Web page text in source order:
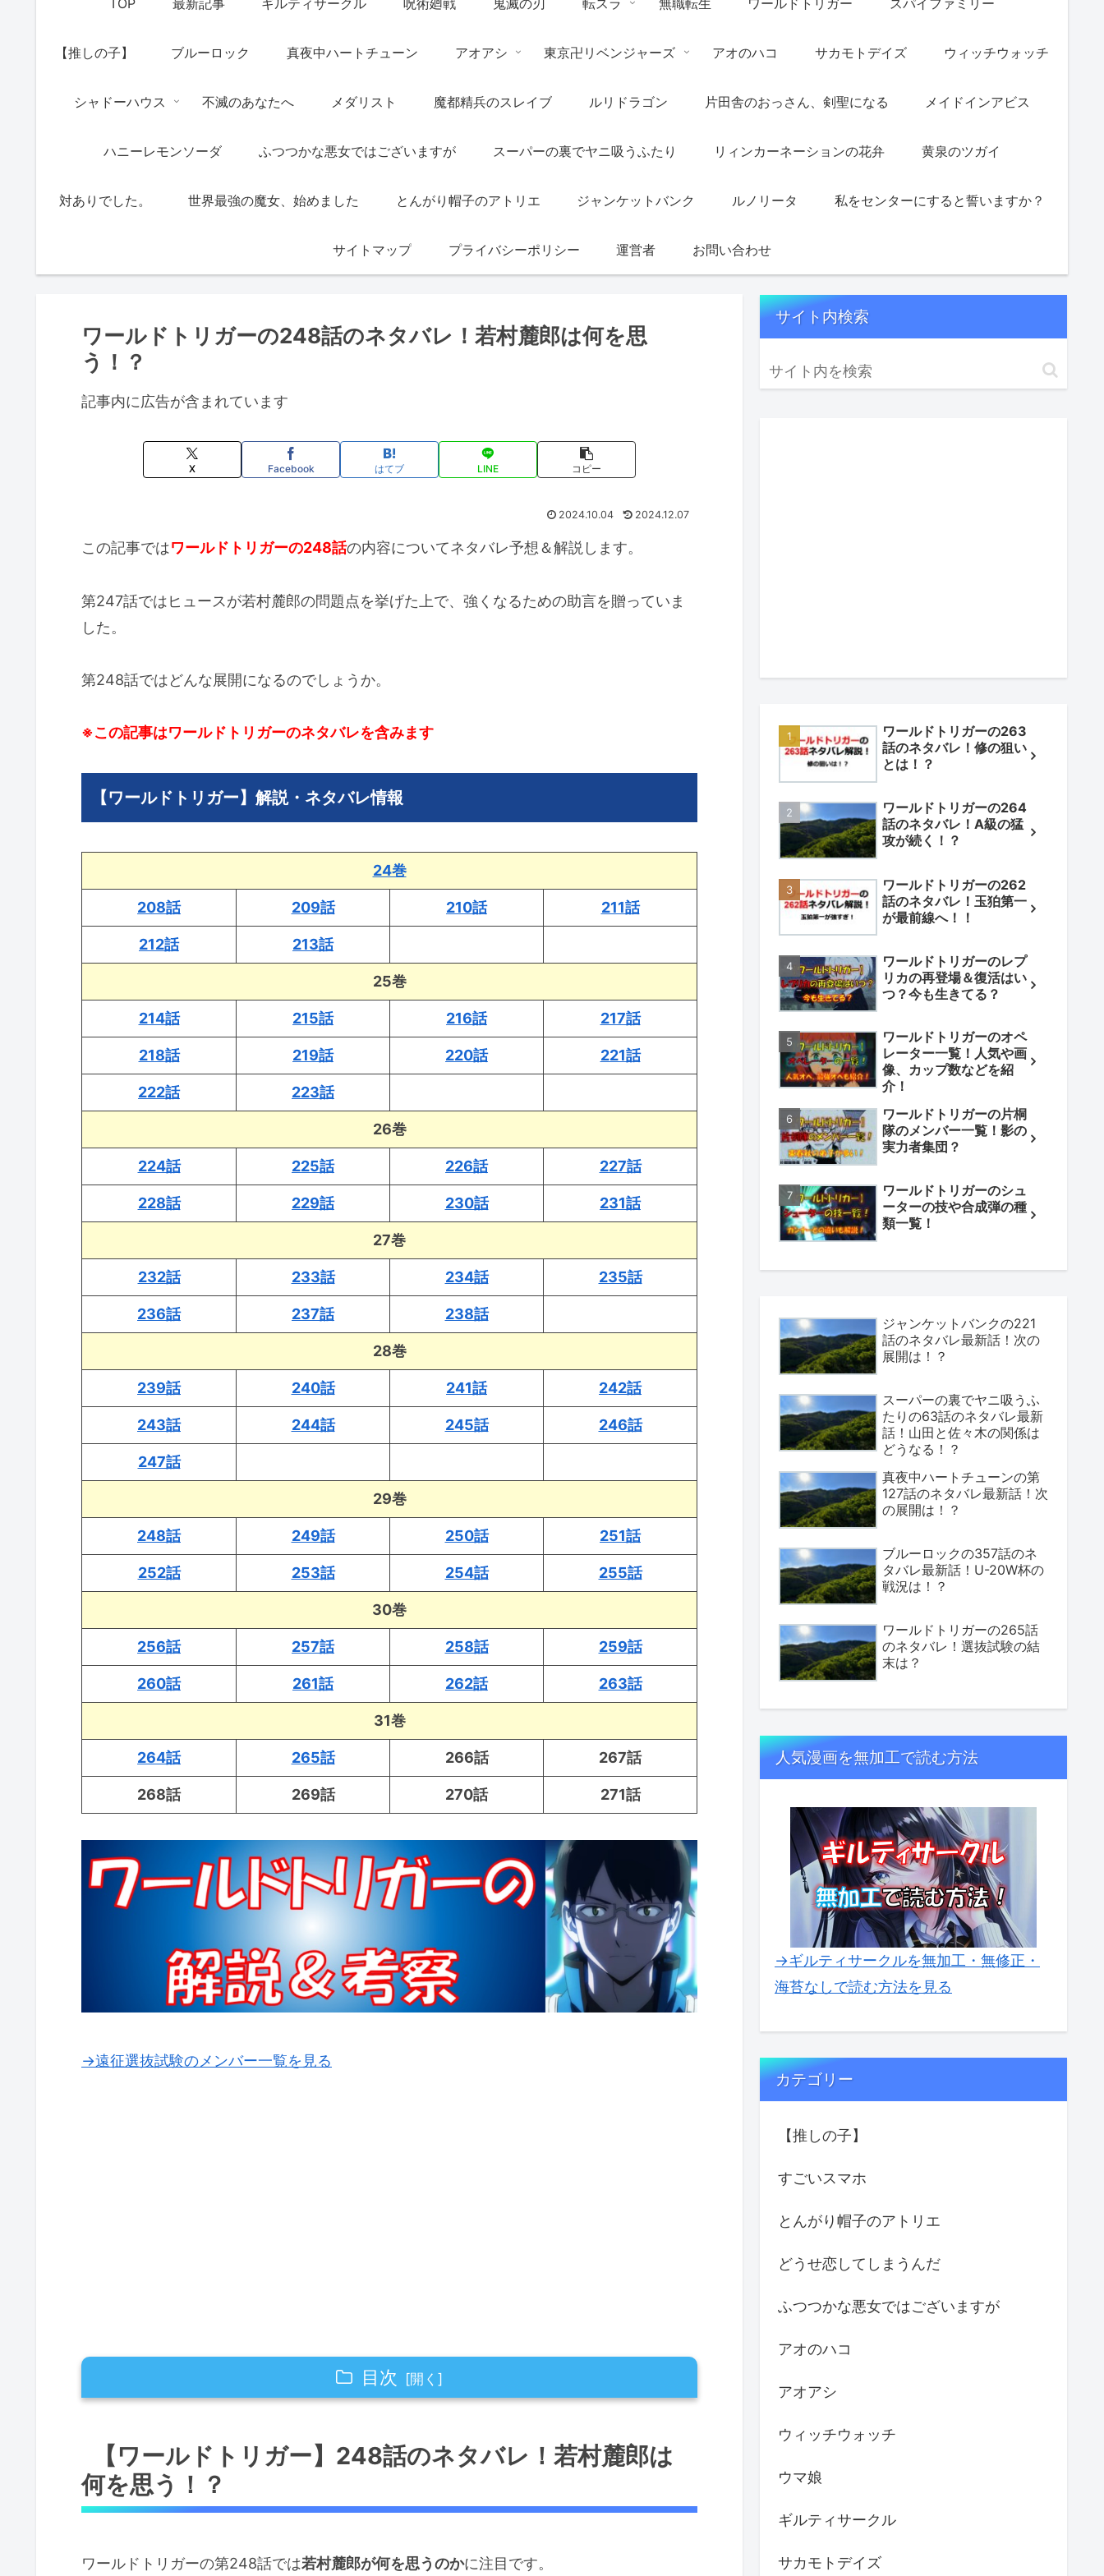
【推しの子】 ブルーロック 真夜中ハートチューン アオアシ 東京卍リベンジャーズ アオのハコ サカモトデイズ ウィッチウォッチ
シャドーハウス 不滅のあなたへ メダリスト 魔都精兵のスレイブ ルリドラゴン 片田舎のおっさん、剣聖になる メイドインアビス
ハニーレモンソーダ ふつつかな悪女ではございますが スーパーの裏でヤニ吸うふたり リィンカーネーションの花弁 黄泉のツガイ
対ありでした。 世界最強の魔女、始めました とんがり帽子のアトリエ ジャンケットバンク ルノリータ 私をセンターにすると誓いますか？
サイトマップ プライバシーポリシー 運営者 お問い合わせ
ワールドトリガーの248話のネタバレ！若村麓郎は何を思
う！？
記事内に広告が含まれています
X Facebook はてブ LINE コピー
2024.10.04 2024.12.07
この記事ではワールドトリガーの248話の内容についてネタバレ予想＆解説します。
第247話ではヒュースが若村麓郎の問題点を挙げた上で、強くなるための助言を贈っていま
した。
第248話ではどんな展開になるのでしょうか。
※この記事はワールドトリガーのネタバレを含みます
【ワールドトリガー】解説・ネタバレ情報
24巻
208話 209話 210話 211話
212話 213話
25巻
214話 215話 216話 217話
218話 219話 220話 221話
222話 223話
26巻
224話 225話 226話 227話
228話 229話 230話 231話
27巻
232話 233話 234話 235話
236話 237話 238話
28巻
239話 240話 241話 242話
243話 244話 245話 246話
247話
29巻
248話 249話 250話 251話
252話 253話 254話 255話
30巻
256話 257話 258話 259話
260話 261話 262話 263話
31巻
264話 265話 266話 267話
268話 269話 270話 271話
→遠征選抜試験のメンバー一覧を見る
目次
【ワールドトリガー】248話のネタバレ！若村麓郎が臨時隊長に選ばれた理由と
は！？
【ワールドトリガー】248話のネタバレ！若村麓郎への評価は？
【ワールドトリガー】248話のネタバレ！若村麓郎は
何を思う！？
ワールドトリガーの第248話では若村麓郎が何を思うのかに注目です。
サイト内検索
ワールドトリガーの263
話のネタバレ！修の狙い
とは！？
ワールドトリガーの264
話のネタバレ！A級の猛
攻が続く！？
ワールドトリガーの262
話のネタバレ！玉狛第一
が最前線へ！！
ワールドトリガーのレプ
リカの再登場＆復活はい
つ？今も生きてる？
ワールドトリガーのオペ
レーター一覧！人気や画
像、カップ数などを紹
介！
ワールドトリガーの片桐
隊のメンバー一覧！影の
実力者集団？
ワールドトリガーのシュ
ーターの技や合成弾の種
類一覧！
ジャンケットバンクの221
話のネタバレ最新話！次の
展開は！？
スーパーの裏でヤニ吸うふ
たりの63話のネタバレ最新
話！山田と佐々木の関係は
どうなる！？
真夜中ハートチューンの第
127話のネタバレ最新話！次
の展開は！？
ブルーロックの357話のネ
タバレ最新話！U-20W杯の
戦況は！？
ワールドトリガーの265話
のネタバレ！選抜試験の結
末は？
人気漫画を無加工で読む方法
→ギルティサークルを無加工・無修正・
海苔なしで読む方法を見る
カテゴリー
【推しの子】
すごいスマホ
とんがり帽子のアトリエ
どうせ恋してしまうんだ
ふつつかな悪女ではございますが
アオのハコ
アオアシ
ウィッチウォッチ
ウマ娘
ギルティサークル
サカモトデイズ